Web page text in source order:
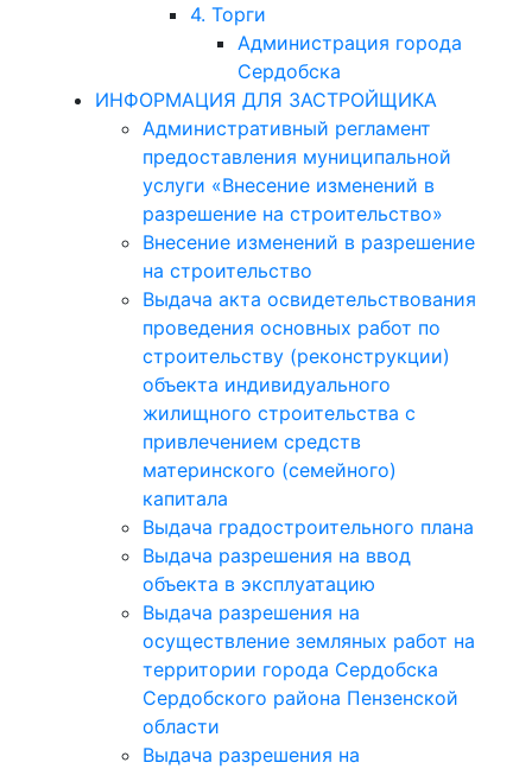
4. Торги
Администрация города
Сердобска
ИНФОРМАЦИЯ ДЛЯ ЗАСТРОЙЩИКА
Административный регламент
предоставления муниципальной
услуги «Внесение изменений в
разрешение на строительство»
Внесение изменений в разрешение
на строительство
Выдача акта освидетельствования
проведения основных работ по
строительству (реконструкции)
объекта индивидуального
жилищного строительства с
привлечением средств
материнского (семейного)
капитала
Выдача градостроительного плана
Выдача разрешения на ввод
объекта в эксплуатацию
Выдача разрешения на
осуществление земляных работ на
территории города Сердобска
Сердобского района Пензенской
области
Выдача разрешения на